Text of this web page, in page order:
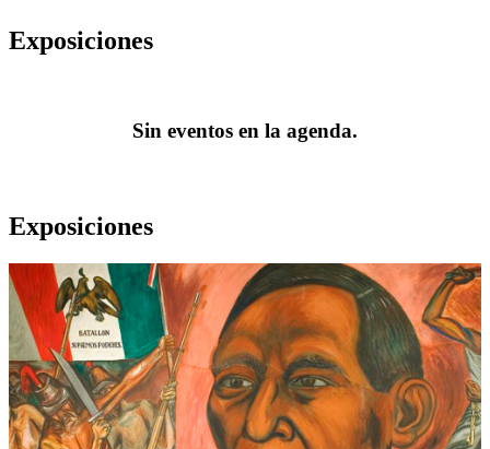
Exposiciones
Sin eventos en la agenda.
Exposiciones